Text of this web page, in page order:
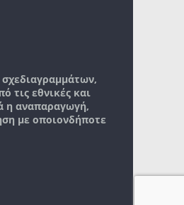
τις εθνικές και
η αναπαραγωγή,
με οποιονδήποτε